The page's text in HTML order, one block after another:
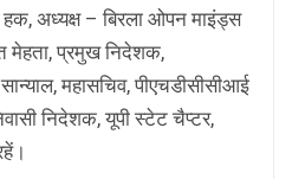
अध्यक्ष – बिरला ओपन माइंड्स
मेहता, प्रमुख निदेशक,
महासचिव, पीएचडीसीसीआई
निदेशक, यूपी स्टेट चैप्टर,